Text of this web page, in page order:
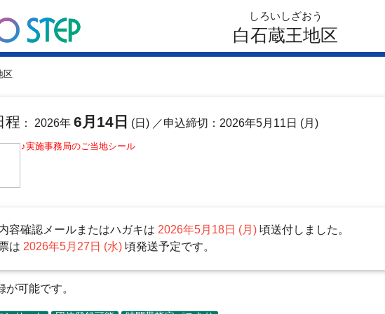
しろいしざおう
白石蔵王地区
区
程 ： 2026年6月14日 (日) ／申込締切：2026年5月11日 (月)
♪実施事務局のご当地シール
容確認メールまたはハガキは 2026年5月18日 (月)頃送付しました。
は 2026年5月27日 (水)頃発送予定です。
が可能です。